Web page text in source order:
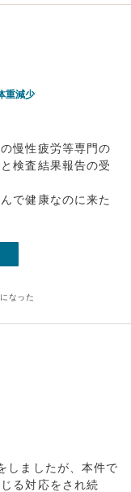
重減少
慢性疲労等専門の
検査結果報告の受
で健康なのに来た
なった
しましたが、本件で
る対応をされ続